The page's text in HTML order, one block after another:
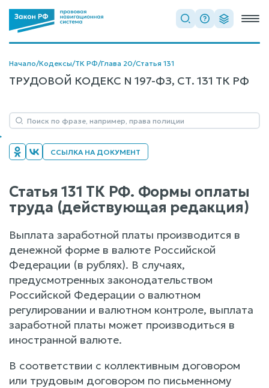
Начало/Кодексы/ТК РФ/Глава 20/Статья 131
ТРУДОВОЙ КОДЕКС N 197-ФЗ, СТ. 131 ТК РФ
ССЫЛКА НА ДОКУМЕНТ
Статья 131 ТК РФ. Формы оплаты
труда (действующая редакция)
Выплата заработной платы производится в
денежной форме в валюте Российской
Федерации (в рублях). В случаях,
предусмотренных законодательством
Российской Федерации о валютном
регулировании и валютном контроле, выплата
заработной платы может производиться в
иностранной валюте.
В соответствии с коллективным договором
или трудовым договором по письменному